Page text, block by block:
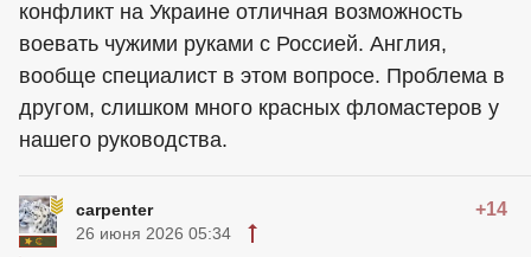
конфликт на Украине отличная возможность
воевать чужими руками с Россией. Англия,
вообще специалист в этом вопросе. Проблема в
другом, слишком много красных фломастеров у
нашего руководства.
carpenter +14
26 июня 2026 05:34